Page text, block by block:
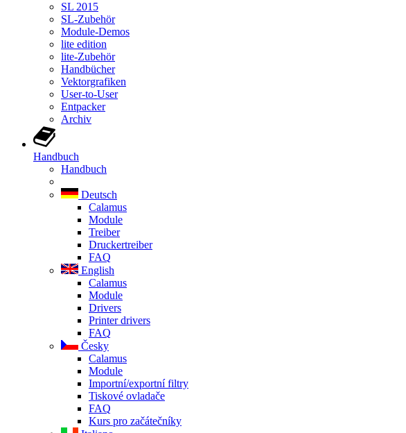
SL 2015
SL-Zubehör
Module-Demos
lite edition
lite-Zubehör
Handbücher
Vektorgrafiken
User-to-User
Entpacker
Archiv
Handbuch
Handbuch
Deutsch
Calamus
Module
Treiber
Druckertreiber
FAQ
English
Calamus
Module
Drivers
Printer drivers
FAQ
Česky
Calamus
Module
Importní/exportní filtry
Tiskové ovladače
FAQ
Kurs pro začátečníky